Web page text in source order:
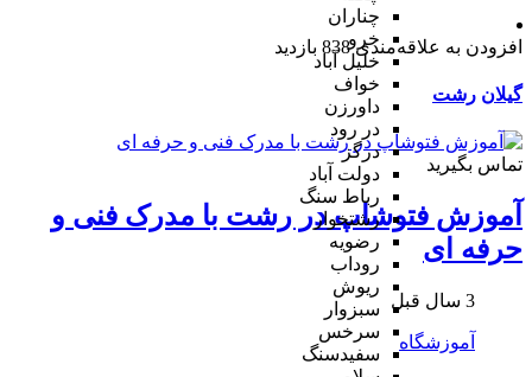
چناران
خرو
خلیل آباد
خواف
داورزن
در رود
درگز
دولت آباد
رباط سنگ
رشتخوار
رضویه
روداب
ریوش
سبزوار
سرخس
سفیدسنگ
افزودن به علاقه‌مندی 838 بازدید
گیلان رشت
تماس بگیرید
آموزش فتوشاپ در رشت با مدرک فنی و
حرفه ای
3 سال قبل
آموزشگاه